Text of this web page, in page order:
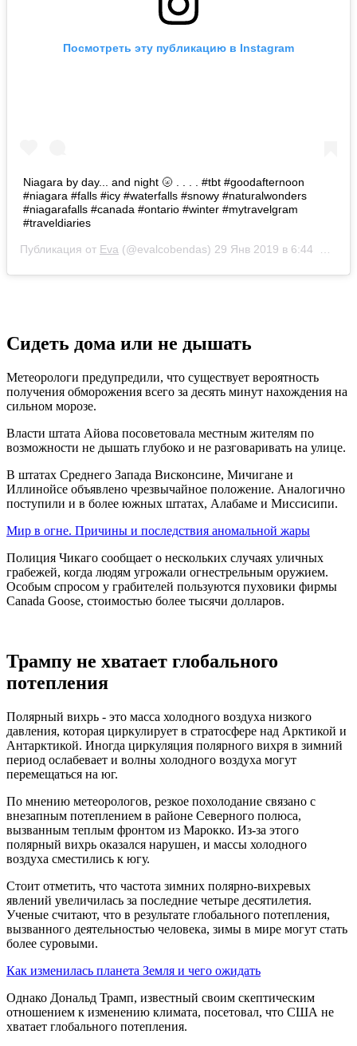
Посмотреть эту публикацию в Instagram
Niagara by day... and night 🌝 . . . . #tbt #goodafternoon
#niagara #falls #icy #waterfalls #snowy #naturalwonders
#niagarafalls #canada #ontario #winter #mytravelgram
#traveldiaries
Публикация от Eva (@evalcobendas) 29 Янв 2019 в 6:44 PST
Сидеть дома или не дышать
Метеорологи предупредили, что существует вероятность
получения обморожения всего за десять минут нахождения на
сильном морозе.
Власти штата Айова посоветовала местным жителям по
возможности не дышать глубоко и не разговаривать на улице.
В штатах Среднего Запада Висконсине, Мичигане и
Иллинойсе объявлено чрезвычайное положение. Аналогично
поступили и в более южных штатах, Алабаме и Миссисипи.
Мир в огне. Причины и последствия аномальной жары
Полиция Чикаго сообщает о нескольких случаях уличных
грабежей, когда людям угрожали огнестрельным оружием.
Особым спросом у грабителей пользуются пуховики фирмы
Canada Goose, стоимостью более тысячи долларов.
Трампу не хватает глобального
потепления
Полярный вихрь - это масса холодного воздуха низкого
давления, которая циркулирует в стратосфере над Арктикой и
Антарктикой. Иногда циркуляция полярного вихря в зимний
период ослабевает и волны холодного воздуха могут
перемещаться на юг.
По мнению метеорологов, резкое похолодание связано с
внезапным потеплением в районе Северного полюса,
вызванным теплым фронтом из Марокко. Из-за этого
полярный вихрь оказался нарушен, и массы холодного
воздуха сместились к югу.
Стоит отметить, что частота зимних полярно-вихревых
явлений увеличилась за последние четыре десятилетия.
Ученые считают, что в результате глобального потепления,
вызванного деятельностью человека, зимы в мире могут стать
более суровыми.
Как изменилась планета Земля и чего ожидать
Однако Дональд Трамп, известный своим скептическим
отношением к изменению климата, посетовал, что США не
хватает глобального потепления.